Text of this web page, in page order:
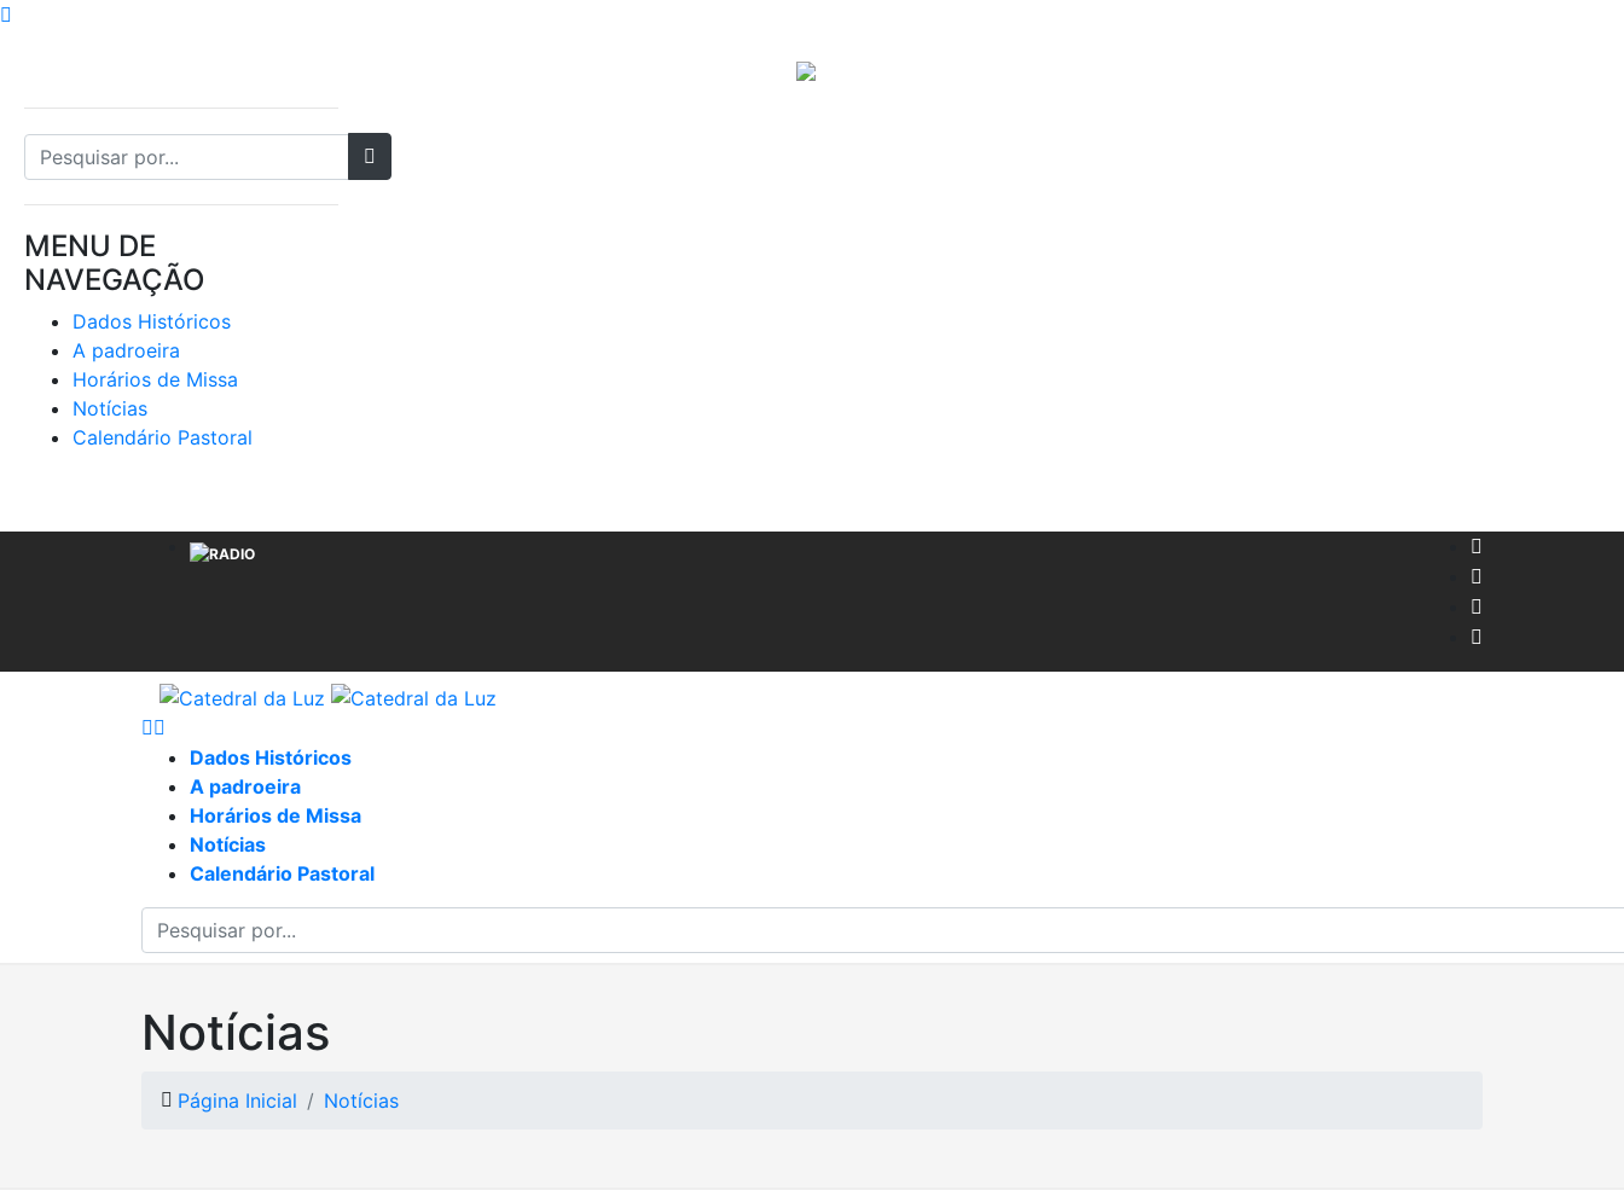
MENU DE
NAVEGAÇÃO
Dados Históricos
A padroeira
Horários de Missa
Notícias
Calendário Pastoral
Dados Históricos
A padroeira
Horários de Missa
Notícias
Calendário Pastoral
Notícias
Página Inicial Notícias